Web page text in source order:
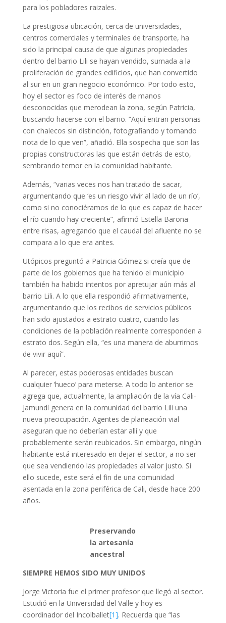
para los pobladores raizales.
La prestigiosa ubicación, cerca de universidades,
centros comerciales y terminales de transporte, ha
sido la principal causa de que algunas propiedades
dentro del barrio Lili se hayan vendido, sumada a la
proliferación de grandes edificios, que han convertido
al sur en un gran negocio económico. Por todo esto,
hoy el sector es foco de interés de manos
desconocidas que merodean la zona, según Patricia,
buscando hacerse con el barrio. “Aquí entran personas
con chalecos sin distinción, fotografiando y tomando
nota de lo que ven”, añadió. Ella sospecha que son las
propias constructoras las que están detrás de esto,
sembrando temor en la comunidad habitante.
Además, “varias veces nos han tratado de sacar,
argumentando que ‘es un riesgo vivir al lado de un río’,
como si no conociéramos de lo que es capaz de hacer
el río cuando hay creciente”, afirmó Estella Barona
entre risas, agregando que el caudal del afluente no se
compara a lo que era antes.
Utópicos preguntó a Patricia Gómez si creía que de
parte de los gobiernos que ha tenido el municipio
también ha habido intentos por apretujar aún más al
barrio Lili. A lo que ella respondió afirmativamente,
argumentando que los recibos de servicios públicos
han sido ajustados a estrato cuatro, cuando las
condiciones de la población realmente corresponden a
estrato dos. Según ella, “es una manera de aburrirnos
de vivir aquí”.
Al parecer, estas poderosas entidades buscan
cualquier ‘hueco’ para meterse. A todo lo anterior se
agrega que, actualmente, la ampliación de la vía Cali-
Jamundí genera en la comunidad del barrio Lili una
nueva preocupación. Agentes de planeación vial
aseguran que no deberían estar allí y que
probablemente serán reubicados. Sin embargo, ningún
habitante está interesado en dejar el sector, a no ser
que sea vendiendo las propiedades al valor justo. Si
ello sucede, este será el fin de una comunidad
asentada en la zona periférica de Cali, desde hace 200
años.
Preservando
la artesanía
ancestral
SIEMPRE HEMOS SIDO MUY UNIDOS
Jorge Victoria fue el primer profesor que llegó al sector.
Estudió en la Universidad del Valle y hoy es
coordinador del Incolballet[1]. Recuerda que “las